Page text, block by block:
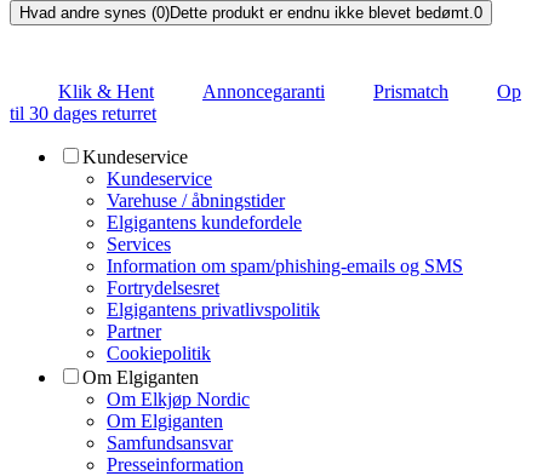
Hvad andre synes (0)Dette produkt er endnu ikke blevet bedømt. 0
Klik & Hent Annoncegaranti Prismatch
Op
til 30 dages returret
Kundeservice
Kundeservice
Varehuse / åbningstider
Elgigantens kundefordele
Services
Information om spam/phishing-emails og SMS
Fortrydelsesret
Elgigantens privatlivspolitik
Partner
Cookiepolitik
Om Elgiganten
Om Elkjøp Nordic
Om Elgiganten
Samfundsansvar
Presseinformation